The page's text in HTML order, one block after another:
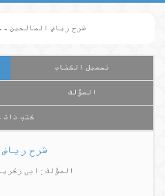
شرح ریاض الصالحین -
تحميل الكتاب
المؤلف
كتب ذات
شرح
المؤلف : ابی